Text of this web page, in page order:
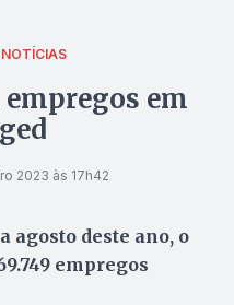
em
2023 às 17h42
agosto deste ano, o
empregos